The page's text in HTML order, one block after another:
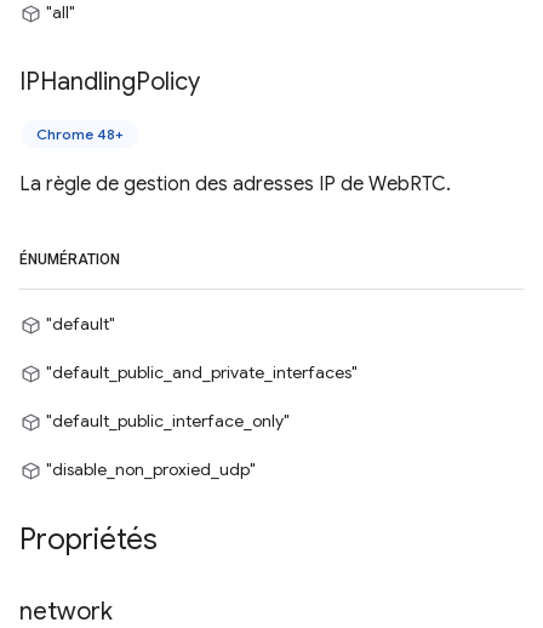
"all"
IPHandlingPolicy
Chrome 48+
La règle de gestion des adresses IP de WebRTC.
ÉNUMÉRATION
"default"
"default_public_and_private_interfaces"
"default_public_interface_only"
"disable_non_proxied_udp"
Propriétés
network